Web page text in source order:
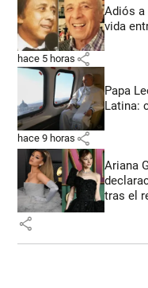
Adiós
vida
hace 5 horas share
Papa
Latina:
hace 9 horas share
Ariana
tras el
share